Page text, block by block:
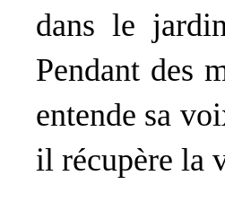
dans le
Pendant des
entende sa
il récupère la